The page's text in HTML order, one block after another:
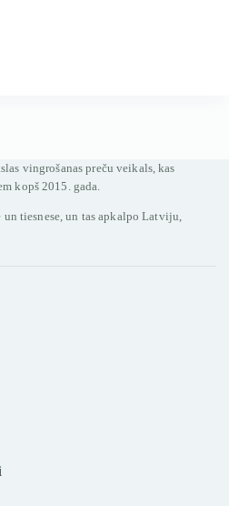
vingrošanas preču veikals, kas
kopš 2015. gada.
tiesnese, un tas apkalpo Latviju,